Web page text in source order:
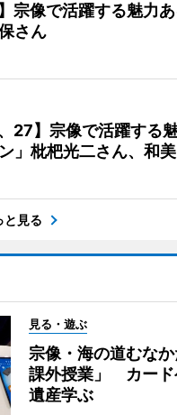
宗像で活躍する魅力
さん
27】宗像で活躍する
」枇杷光二さん、和
と見る
見る・遊ぶ
宗像・海の道むな
課外授業」 カード
遺産学ぶ